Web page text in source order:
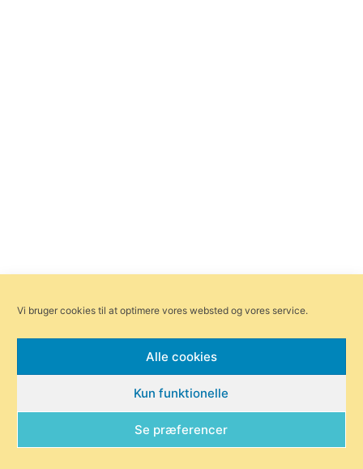
Vi bruger cookies til at optimere vores websted og vores service.
Alle cookies
Kun funktionelle
Se præferencer